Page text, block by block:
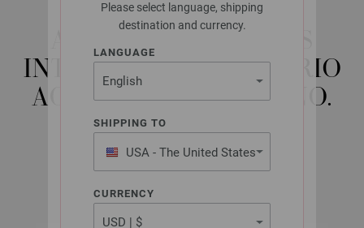
Please select language, shipping
destination and currency.
LANGUAGE
SHIPPING TO
USA - The United States
of America
CURRENCY
LANA GROSSA
AGUJAS CIRCULARES
INTERCAMBIABLES VARIO
ACERO INOXIDABLE NO.
12,0